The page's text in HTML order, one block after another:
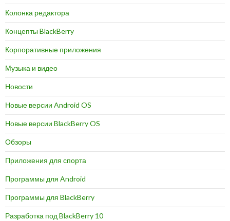
Колонка редактора
Концепты BlackBerry
Корпоративные приложения
Музыка и видео
Новости
Новые версии Android OS
Новые версии BlackBerry OS
Обзоры
Приложения для спорта
Программы для Android
Программы для BlackBerry
Разработка под BlackBerry 10